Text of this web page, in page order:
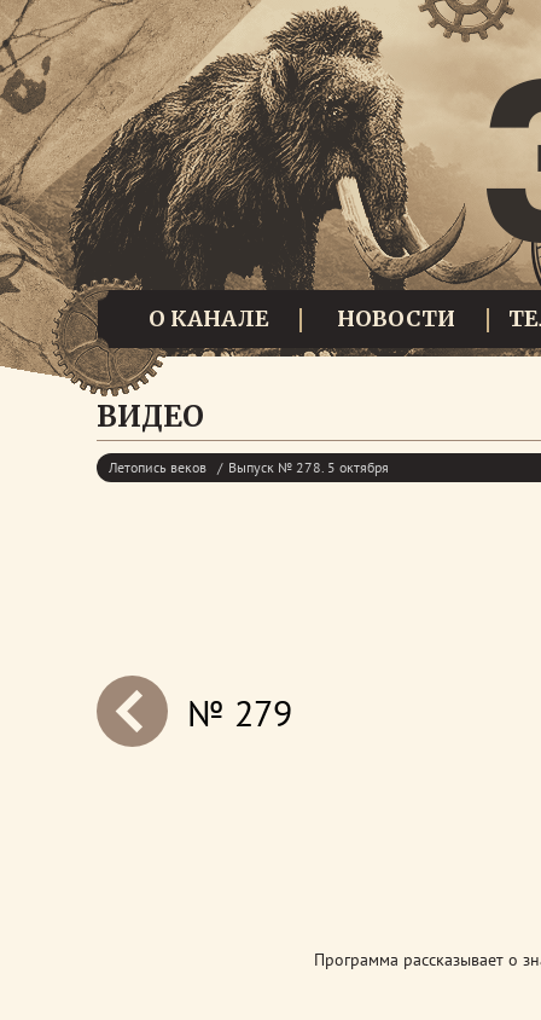
О КАНАЛЕ НОВОСТИ
ВИДЕО
Летопись веков Выпуск № 278. 5 октября
next№ 279
Программа рассказывает о